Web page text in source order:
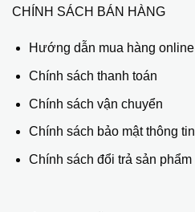
CHÍNH SÁCH BÁN HÀNG
Hướng dẫn mua hàng online
Chính sách thanh toán
Chính sách vận chuyển
Chính sách bảo mật thông tin
Chính sách đổi trả sản phẩm